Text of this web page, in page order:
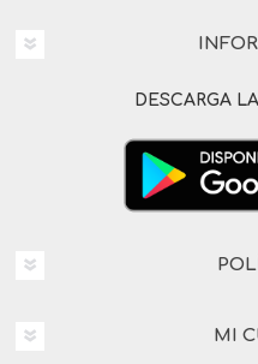
DESCARGA
MI